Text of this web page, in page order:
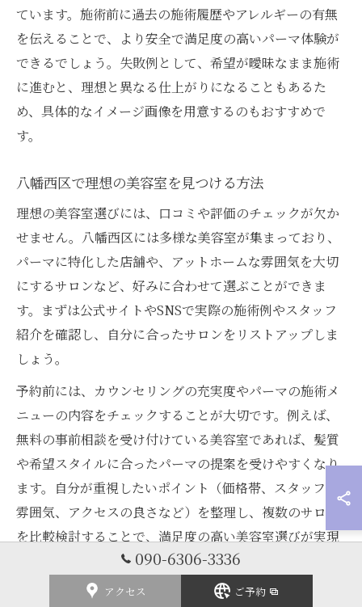
ています。施術前に過去の施術履歴やアレルギーの有無
を伝えることで、より安全で満足度の高いパーマ体験が
できるでしょう。失敗例として、希望が曖昧なまま施術
に進むと、理想と異なる仕上がりになることもあるた
め、具体的なイメージ画像を用意するのもおすすめで
す。
八幡西区で理想の美容室を見つける方法
理想の美容室選びには、口コミや評価のチェックが欠か
せません。八幡西区には多様な美容室が集まっており、
パーマに特化した店舗や、アットホームな雰囲気を大切
にするサロンなど、好みに合わせて選ぶことができま
す。まずは公式サイトやSNSで実際の施術例やスタッフ
紹介を確認し、自分に合ったサロンをリストアップしま
しょう。
予約前には、カウンセリングの充実度やパーマの施術メ
ニューの内容をチェックすることが大切です。例えば、
無料の事前相談を受け付けている美容室であれば、髪質
や希望スタイルに合ったパーマの提案を受けやすくなり
ます。自分が重視したいポイント（価格帯、スタッフの
雰囲気、アクセスの良さなど）を整理し、複数のサロン
を比較検討することで、満足度の高い美容室選びが実現
090-6306-3336
アクセス ご予約